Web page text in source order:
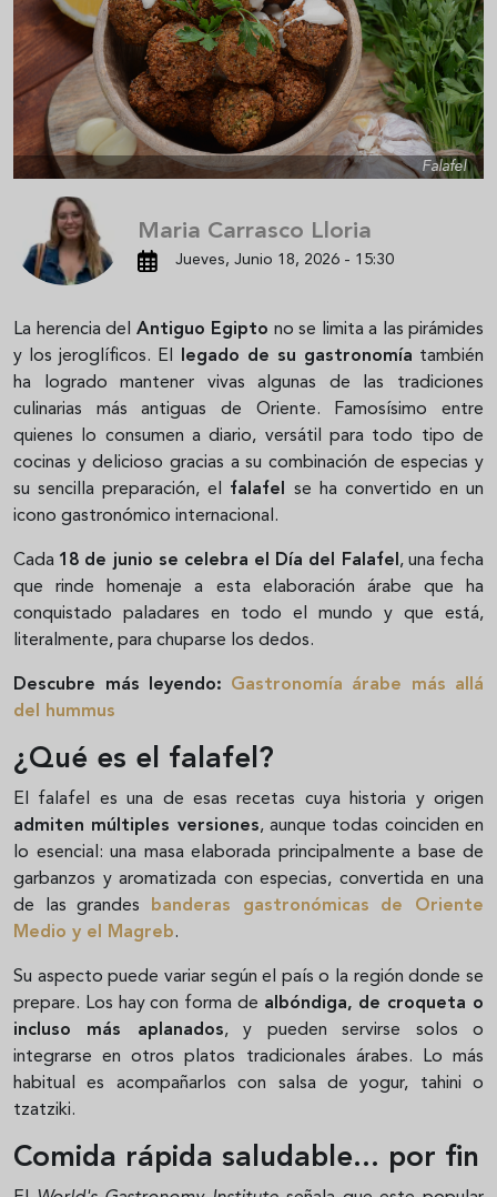
Falafel
Maria Carrasco Lloria
Jueves, Junio 18, 2026 - 15:30
La herencia del Antiguo Egipto no se limita a las pirámides
y los jeroglíficos. El legado de su gastronomía también
ha logrado mantener vivas algunas de las tradiciones
culinarias más antiguas de Oriente. Famosísimo entre
quienes lo consumen a diario, versátil para todo tipo de
cocinas y delicioso gracias a su combinación de especias y
su sencilla preparación, el falafel se ha convertido en un
icono gastronómico internacional.
Cada 18 de junio se celebra el Día del Falafel, una fecha
que rinde homenaje a esta elaboración árabe que ha
conquistado paladares en todo el mundo y que está,
literalmente, para chuparse los dedos.
Descubre más leyendo:
Gastronomía árabe más allá
del hummus
¿Qué es el falafel?
El falafel es una de esas recetas cuya historia y origen
admiten múltiples versiones, aunque todas coinciden en
lo esencial: una masa elaborada principalmente a base de
garbanzos y aromatizada con especias, convertida en una
de las grandes banderas gastronómicas de Oriente
Medio y el Magreb.
Su aspecto puede variar según el país o la región donde se
prepare. Los hay con forma de albóndiga, de croqueta o
incluso más aplanados, y pueden servirse solos o
integrarse en otros platos tradicionales árabes. Lo más
habitual es acompañarlos con salsa de yogur, tahini o
tzatziki.
Comida rápida saludable... por fin